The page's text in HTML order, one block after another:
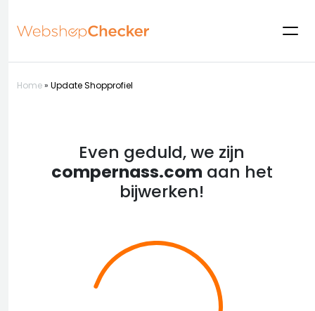
Home» Update Shopprofiel
Even geduld, we zijn
compernass.com aan het
bijwerken!